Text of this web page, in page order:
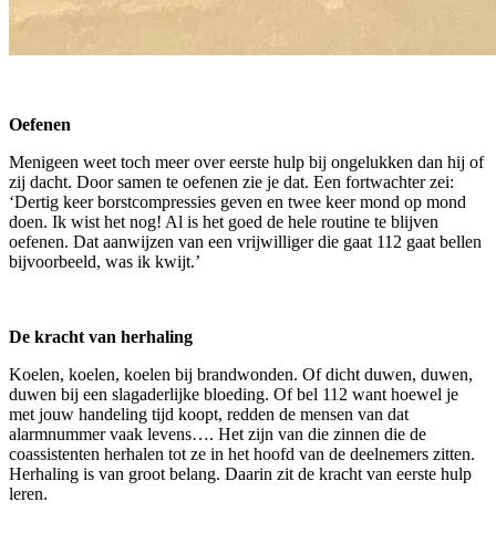
Oefenen
Menigeen weet toch meer over eerste hulp bij ongelukken dan hij of
zij dacht. Door samen te oefenen zie je dat. Een fortwachter zei:
‘Dertig keer borstcompressies geven en twee keer mond op mond
doen. Ik wist het nog! Al is het goed de hele routine te blijven
oefenen. Dat aanwijzen van een vrijwilliger die gaat 112 gaat bellen
bijvoorbeeld, was ik kwijt.’
De kracht van herhaling
Koelen, koelen, koelen bij brandwonden. Of dicht duwen, duwen,
duwen bij een slagaderlijke bloeding. Of bel 112 want hoewel je
met jouw handeling tijd koopt, redden de mensen van dat
alarmnummer vaak levens…. Het zijn van die zinnen die de
coassistenten herhalen tot ze in het hoofd van de deelnemers zitten.
Herhaling is van groot belang. Daarin zit de kracht van eerste hulp
leren.